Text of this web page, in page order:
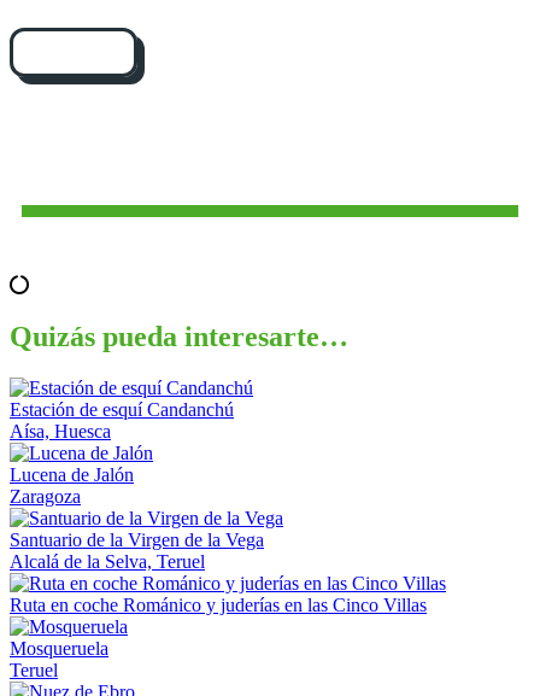
Quizás pueda interesarte…
Estación de esquí Candanchú
Aísa, Huesca
Lucena de Jalón
Zaragoza
Santuario de la Virgen de la Vega
Alcalá de la Selva, Teruel
Ruta en coche Románico y juderías en las Cinco Villas
Mosqueruela
Teruel